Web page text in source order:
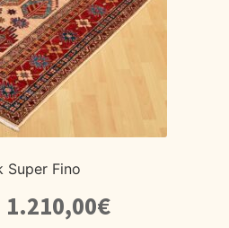
Super Fino
precio
1.210,00€El
precio